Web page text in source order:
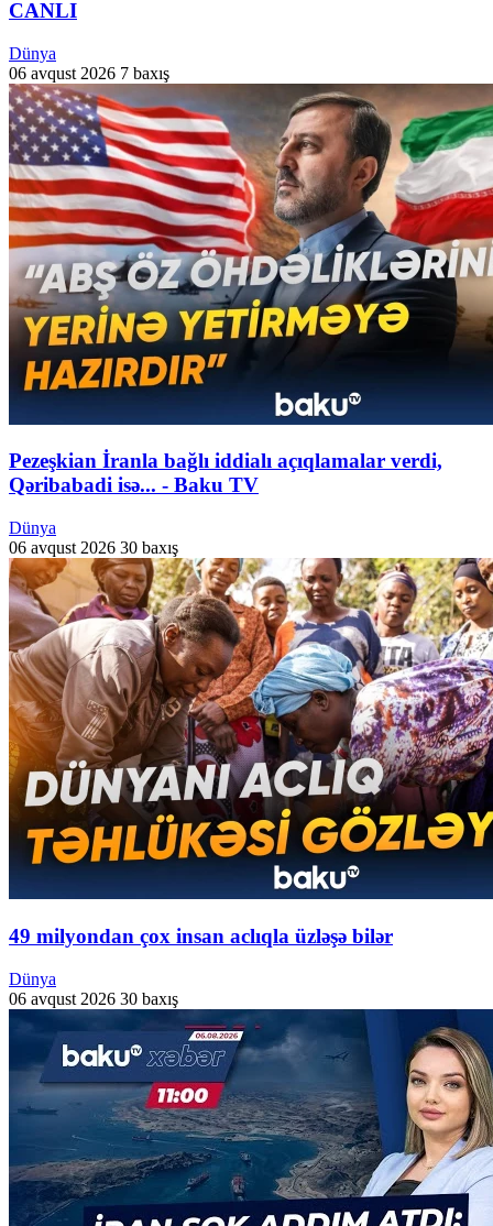
CANLI
Dünya
06 avqust 2026 7 baxış
Pezeşkian İranla bağlı iddialı açıqlamalar verdi,
Qəribabadi isə... - Baku TV
Dünya
06 avqust 2026 30 baxış
49 milyondan çox insan aclıqla üzləşə bilər
Dünya
06 avqust 2026 30 baxış